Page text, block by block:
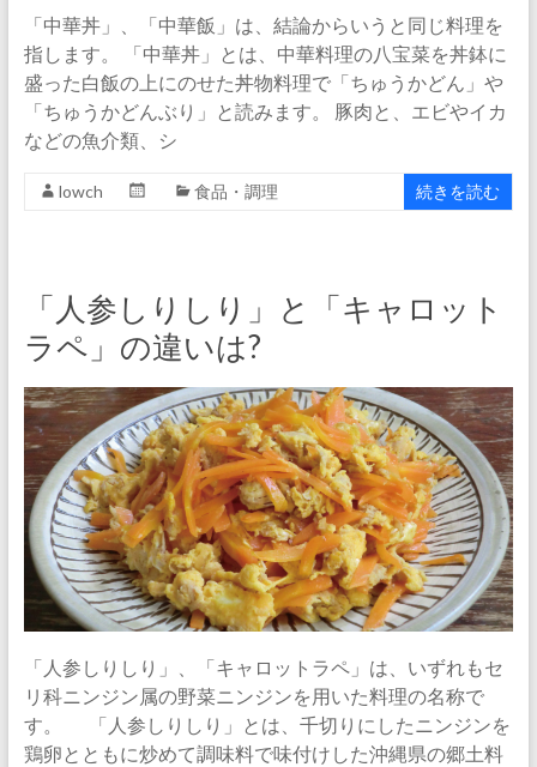
「中華丼」、「中華飯」は、結論からいうと同じ料理を
指します。 「中華丼」とは、中華料理の八宝菜を丼鉢に
盛った白飯の上にのせた丼物料理で「ちゅうかどん」や
「ちゅうかどんぶり」と読みます。 豚肉と、エビやイカ
などの魚介類、シ
lowch 食品・調理 続きを読む
「人参しりしり」と「キャロット
ラペ」の違いは?
「人参しりしり」、「キャロットラペ」は、いずれもセ
リ科ニンジン属の野菜ニンジンを用いた料理の名称で
す。 「人参しりしり」とは、千切りにしたニンジンを
鶏卵とともに炒めて調味料で味付けした沖縄県の郷土料